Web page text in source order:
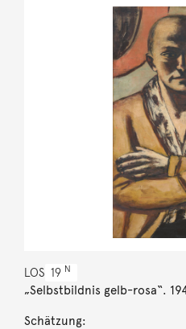
LOS 19 N
„Selbstbildnis gelb-rosa“.
Schätzung: